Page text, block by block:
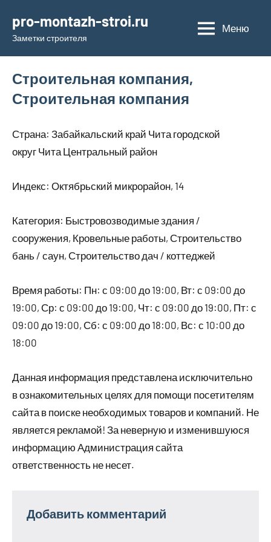
содержимому
pro-montazh-stroi.ru
Заметки строителя
Меню
Строительная компания,
Строительная компания
Страна: Забайкальский край Чита городской
округ Чита Центральный район
Индекс: Октябрьский микрорайон, 14
Категория: Быстровозводимые здания /
сооружения, Кровельные работы, Строительство
бань / саун, Строительство дач / коттеджей
Время работы: Пн: с 09:00 до 19:00, Вт: с 09:00 до
19:00, Ср: с 09:00 до 19:00, Чт: с 09:00 до 19:00, Пт: с
09:00 до 19:00, Сб: с 09:00 до 18:00, Вс: с 10:00 до
18:00
Данная информация представлена исключительно
в ознакомительных целях для помощи посетителям
сайта в поиске необходимых товаров и компаний. Не
является рекламой! За неверную и изменившуюся
информацию Администрация сайта
ответственность не несет.
Добавить комментарий